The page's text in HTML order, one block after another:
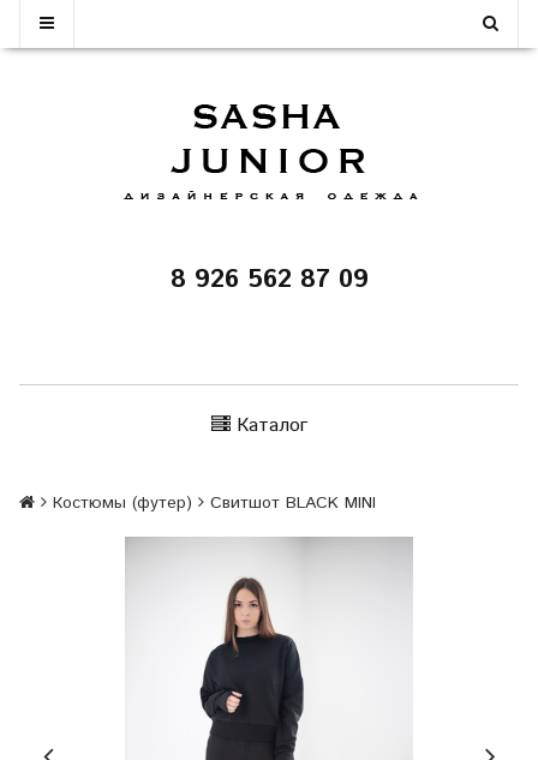
8 926 562 87 09
Каталог
Костюмы (футер) Свитшот BLACK MINI